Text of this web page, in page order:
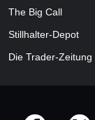
The Big Call
Stillhalter-Depot
Die Trader-Zeitung
offizielle Social